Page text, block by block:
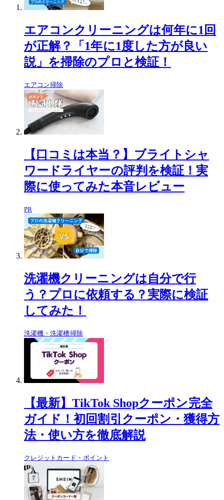
エアコンクリーニングは何年に1回
が正解？「1年に1度した方が良い
説」を掃除のプロと検証！
エアコン掃除
【口コミは本当？】ブライトシャ
ワードライヤーの評判を検証！実
際に使ってみた本音レビュー
PR
洗濯機クリーニングは自分で行
う？プロに依頼する？実際に検証
してみた！
洗濯機・洗濯槽掃除
【最新】TikTok Shopクーポン完全
ガイド！初回割引クーポン・獲得方
法・使い方を徹底解説
クレジットカード・ポイント